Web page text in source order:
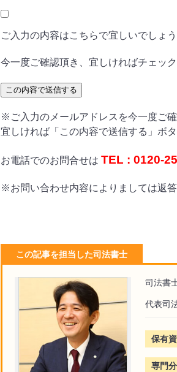
ご入力の内容はこちらで宜しいでしょう
今一度ご確認頂き、宜しければチェッ
※ご入力のメールアドレスを今一度ご確
宜しければ「この内容で送信する」ボ
お電話でのお問合せは TEL : 0120-
※お問い合わせ内容によりましては返
この記事を担当した司法書士
司法書
代表司
保有
専門